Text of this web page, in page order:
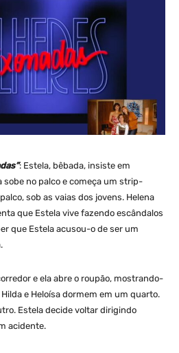
: Estela, bêbada, insiste em
sobe no palco e começa um strip-
sob as vaias dos jovens. Helena
que Estela vive fazendo escândalos
que Estela acusou-o de ser um
e ela abre o roupão, mostrando-
e Heloísa dormem em um quarto.
Estela decide voltar dirigindo
acidente.